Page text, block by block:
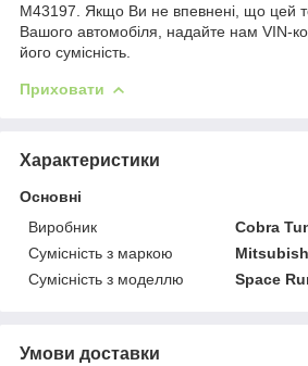
M43197. Якщо Ви не впевнені, що цей
Вашого автомобіля, надайте нам VIN-
його сумісність.
Приховати
Характеристики
Основні
Виробник
Cobra
Сумісність з маркою
Сумісність з моделлю
Space
Умови доставки